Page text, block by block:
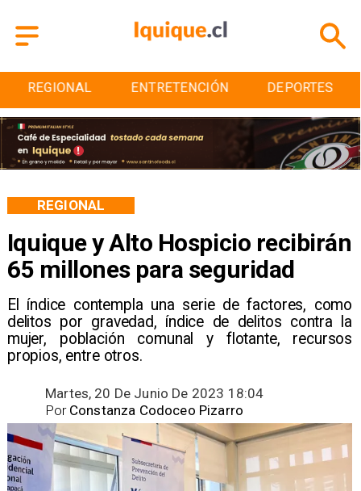
ENTRETENCIÓN DEPORTES CULTURA
Iquique y Alto Hospicio recibirán
65 millones para seguridad
El índice contempla una serie de factores, como
delitos por gravedad, índice de delitos contra la
mujer, población comunal y flotante, recursos
propios, entre otros.
REGIONAL
Martes, 20 De Junio De 2023 18:04
Constanza Codoceo Pizarro
Por